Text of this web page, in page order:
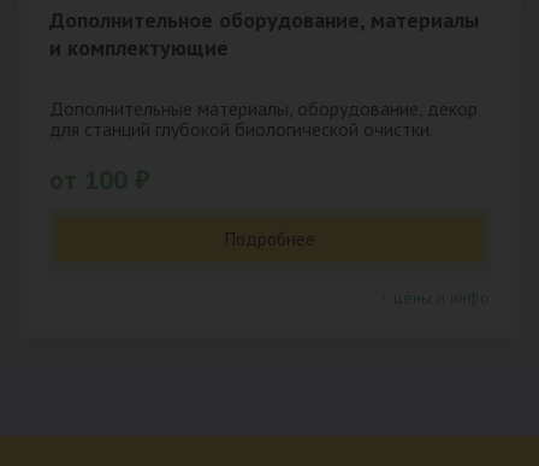
Дополнительное оборудование, материалы
и комплектующие
Дополнительные материалы, оборудование, декор
для станций глубокой биологической очистки.
Подробнее